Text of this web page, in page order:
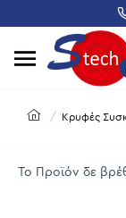
Κρυφές
Το Προϊόν δε